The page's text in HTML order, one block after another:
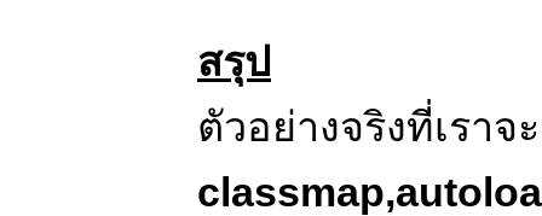
สรุป
ตัวอย่างจริงที่เรา